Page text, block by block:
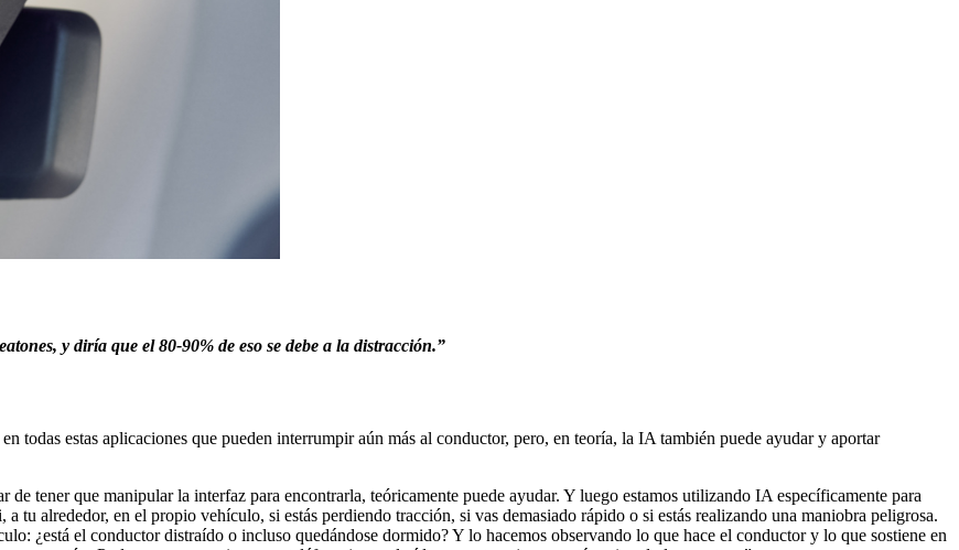
y diría que el 80-90% de eso se debe a la distracción.”
todas estas aplicaciones que pueden interrumpir aún más al conductor, pero, en teoría, la IA también puede ayudar y aportar
de tener que manipular la interfaz para encontrarla, teóricamente puede ayudar. Y luego estamos utilizando IA específicamente para
tu alrededor, en el propio vehículo, si estás perdiendo tracción, si vas demasiado rápido o si estás realizando una maniobra peligrosa.
¿está el conductor distraído o incluso quedándose dormido? Y lo hacemos observando lo que hace el conductor y lo que sostiene en